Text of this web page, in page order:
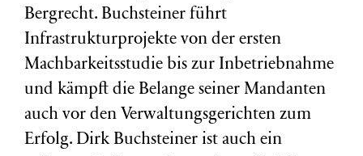
Bergrecht. Buchsteiner führt
Infrastrukturprojekte von der ersten
Machbarkeitsstudie bis zur Inbetriebnahme
und kämpft die Belange seiner Mandanten
auch vor den Verwaltungsgerichten zum
Erfolg. Dirk Buchsteiner ist auch ein